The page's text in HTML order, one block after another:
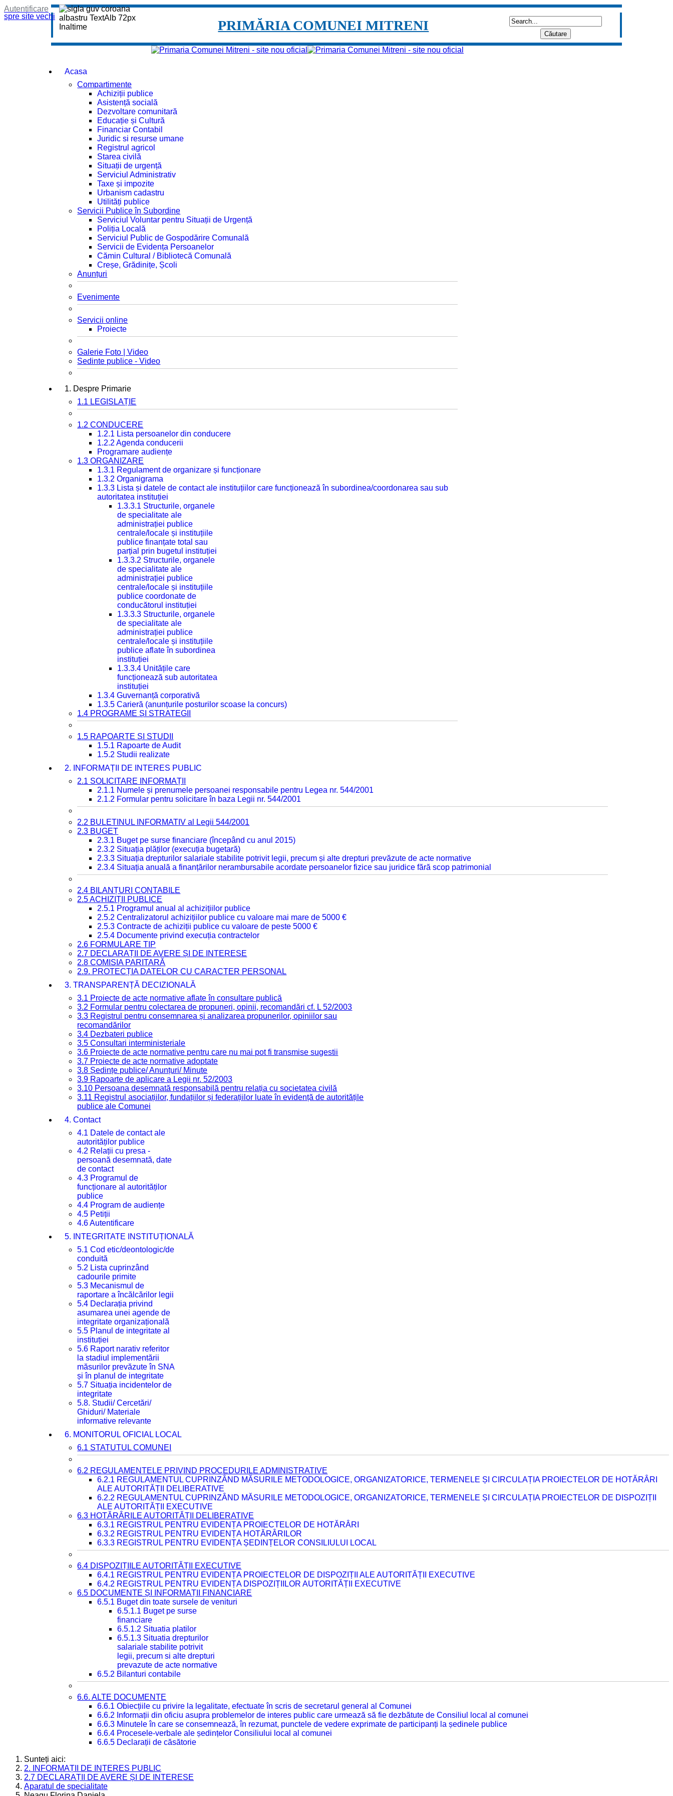
spre site vechi
Autentificare
PRIMĂRIA COMUNEI MITRENI
Acasa
Compartimente
Achiziții publice
Asistență socială
Dezvoltare comunitară
Educație și Cultură
Financiar Contabil
Juridic si resurse umane
Registrul agricol
Starea civilă
Situații de urgență
Serviciul Administrativ
Taxe și impozite
Urbanism cadastru
Utilități publice
Servicii Publice în Subordine
Serviciul Voluntar pentru Situații de Urgență
Poliția Locală
Serviciul Public de Gospodărire Comunală
Servicii de Evidența Persoanelor
Cămin Cultural / Bibliotecă Comunală
Creșe, Grădinițe, Școli
Anunțuri
Evenimente
Servicii online
Proiecte
Galerie Foto | Video
Sedinte publice - Video
1. Despre Primarie
1.1 LEGISLAȚIE
1.2 CONDUCERE
1.2.1 Lista persoanelor din conducere
1.2.2 Agenda conducerii
Programare audiențe
1.3 ORGANIZARE
1.3.1 Regulament de organizare și funcționare
1.3.2 Organigrama
1.3.3 Lista și datele de contact ale instituțiilor care funcționează în subordinea/coordonarea sau sub
autoritatea instituției
1.3.3.1 Structurile, organele
de specialitate ale
administrației publice
centrale/locale și instituțiile
publice finanțate total sau
parțial prin bugetul instituției
1.3.3.2 Structurile, organele
de specialitate ale
administrației publice
centrale/locale și instituțiile
publice coordonate de
conducătorul instituției
1.3.3.3 Structurile, organele
de specialitate ale
administrației publice
centrale/locale și instituțiile
publice aflate în subordinea
instituției
1.3.3.4 Unitățile care
funcționează sub autoritatea
instituției
1.3.4 Guvernanță corporativă
1.3.5 Carieră (anunțurile posturilor scoase la concurs)
1.4 PROGRAME ȘI STRATEGII
1.5 RAPOARTE ȘI STUDII
1.5.1 Rapoarte de Audit
1.5.2 Studii realizate
2. INFORMAȚII DE INTERES PUBLIC
2.1 SOLICITARE INFORMAȚII
2.1.1 Numele și prenumele persoanei responsabile pentru Legea nr. 544/2001
2.1.2 Formular pentru solicitare în baza Legii nr. 544/2001
2.2 BULETINUL INFORMATIV al Legii 544/2001
2.3 BUGET
2.3.1 Buget pe surse financiare (începând cu anul 2015)
2.3.2 Situația plăților (execuția bugetară)
2.3.3 Situația drepturilor salariale stabilite potrivit legii, precum și alte drepturi prevăzute de acte normative
2.3.4 Situația anuală a finanțărilor nerambursabile acordate persoanelor fizice sau juridice fără scop patrimonial
2.4 BILANȚURI CONTABILE
2.5 ACHIZIȚII PUBLICE
2.5.1 Programul anual al achizițiilor publice
2.5.2 Centralizatorul achizițiilor publice cu valoare mai mare de 5000 €
2.5.3 Contracte de achiziții publice cu valoare de peste 5000 €
2.5.4 Documente privind execuția contractelor
2.6 FORMULARE TIP
2.7 DECLARAȚII DE AVERE ȘI DE INTERESE
2.8 COMISIA PARITARĂ
2.9. PROTECȚIA DATELOR CU CARACTER PERSONAL
3. TRANSPARENȚĂ DECIZIONALĂ
3.1 Proiecte de acte normative aflate în consultare publică
3.2 Formular pentru colectarea de propuneri, opinii, recomandări cf. L 52/2003
3.3 Registrul pentru consemnarea și analizarea propunerilor, opiniilor sau
recomandărilor
3.4 Dezbateri publice
3.5 Consultari interministeriale
3.6 Proiecte de acte normative pentru care nu mai pot fi transmise sugestii
3.7 Proiecte de acte normative adoptate
3.8 Ședințe publice/ Anunțuri/ Minute
3.9 Rapoarte de aplicare a Legii nr. 52/2003
3.10 Persoana desemnată responsabilă pentru relația cu societatea civilă
3.11 Registrul asociațiilor, fundațiilor și federațiilor luate în evidență de autoritățile
publice ale Comunei
4. Contact
4.1 Datele de contact ale
autorităților publice
4.2 Relații cu presa -
persoană desemnată, date
de contact
4.3 Programul de
funcționare al autorităților
publice
4.4 Program de audiențe
4.5 Petiții
4.6 Autentificare
5. INTEGRITATE INSTITUȚIONALĂ
5.1 Cod etic/deontologic/de
conduită
5.2 Lista cuprinzând
cadourile primite
5.3 Mecanismul de
raportare a încălcărilor legii
5.4 Declarația privind
asumarea unei agende de
integritate organizațională
5.5 Planul de integritate al
instituției
5.6 Raport narativ referitor
la stadiul implementării
măsurilor prevăzute în SNA
și în planul de integritate
5.7 Situația incidentelor de
integritate
5.8. Studii/ Cercetări/
Ghiduri/ Materiale
informative relevante
6. MONITORUL OFICIAL LOCAL
6.1 STATUTUL COMUNEI
6.2 REGULAMENTELE PRIVIND PROCEDURILE ADMINISTRATIVE
6.2.1 REGULAMENTUL CUPRINZÂND MĂSURILE METODOLOGICE, ORGANIZATORICE, TERMENELE ȘI CIRCULAȚIA PROIECTELOR DE HOTĂRÂRI
ALE AUTORITĂȚII DELIBERATIVE
6.2.2 REGULAMENTUL CUPRINZÂND MĂSURILE METODOLOGICE, ORGANIZATORICE, TERMENELE ȘI CIRCULAȚIA PROIECTELOR DE DISPOZIȚII
ALE AUTORITĂȚII EXECUTIVE
6.3 HOTĂRÂRILE AUTORITĂȚII DELIBERATIVE
6.3.1 REGISTRUL PENTRU EVIDENȚA PROIECTELOR DE HOTĂRÂRI
6.3.2 REGISTRUL PENTRU EVIDENȚA HOTĂRÂRILOR
6.3.3 REGISTRUL PENTRU EVIDENȚA ȘEDINȚELOR CONSILIULUI LOCAL
6.4 DISPOZIȚIILE AUTORITĂȚII EXECUTIVE
6.4.1 REGISTRUL PENTRU EVIDENȚA PROIECTELOR DE DISPOZIȚII ALE AUTORITĂȚII EXECUTIVE
6.4.2 REGISTRUL PENTRU EVIDENȚA DISPOZIȚIILOR AUTORITĂȚII EXECUTIVE
6.5 DOCUMENTE ȘI INFORMAȚII FINANCIARE
6.5.1 Buget din toate sursele de venituri
6.5.1.1 Buget pe surse
financiare
6.5.1.2 Situatia platilor
6.5.1.3 Situatia drepturilor
salariale stabilite potrivit
legii, precum si alte drepturi
prevazute de acte normative
6.5.2 Bilanturi contabile
6.6. ALTE DOCUMENTE
6.6.1 Obiecțiile cu privire la legalitate, efectuate în scris de secretarul general al Comunei
6.6.2 Informații din oficiu asupra problemelor de interes public care urmează să fie dezbătute de Consiliul local al comunei
6.6.3 Minutele în care se consemnează, în rezumat, punctele de vedere exprimate de participanți la ședinele publice
6.6.4 Procesele-verbale ale ședințelor Consiliului local al comunei
6.6.5 Declarații de căsătorie
Sunteți aici:
2. INFORMAȚII DE INTERES PUBLIC
2.7 DECLARAȚII DE AVERE ȘI DE INTERESE
Aparatul de specialitate